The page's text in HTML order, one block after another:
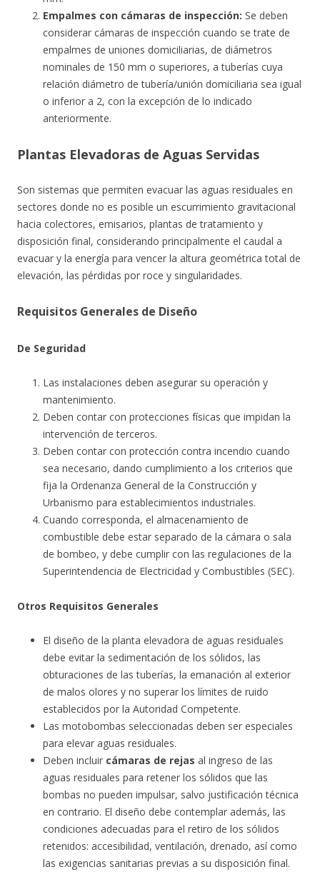
Empalmes con cámaras de inspección: Se deben
considerar cámaras de inspección cuando se trate de
empalmes de uniones domiciliarias, de diámetros
nominales de 150 mm o superiores, a tuberías cuya
relación diámetro de tubería/unión domiciliaria sea igual
o inferior a 2, con la excepción de lo indicado
anteriormente.
Plantas Elevadoras de Aguas Servidas
Son sistemas que permiten evacuar las aguas residuales en
sectores donde no es posible un escurrimiento gravitacional
hacia colectores, emisarios, plantas de tratamiento y
disposición final, considerando principalmente el caudal a
evacuar y la energía para vencer la altura geométrica total de
elevación, las pérdidas por roce y singularidades.
Requisitos Generales de Diseño
De Seguridad
Las instalaciones deben asegurar su operación y
mantenimiento.
Deben contar con protecciones físicas que impidan la
intervención de terceros.
Deben contar con protección contra incendio cuando
sea necesario, dando cumplimiento a los criterios que
fija la Ordenanza General de la Construcción y
Urbanismo para establecimientos industriales.
Cuando corresponda, el almacenamiento de
combustible debe estar separado de la cámara o sala
de bombeo, y debe cumplir con las regulaciones de la
Superintendencia de Electricidad y Combustibles (SEC).
Otros Requisitos Generales
El diseño de la planta elevadora de aguas residuales
debe evitar la sedimentación de los sólidos, las
obturaciones de las tuberías, la emanación al exterior
de malos olores y no superar los límites de ruido
establecidos por la Autoridad Competente.
Las motobombas seleccionadas deben ser especiales
para elevar aguas residuales.
Deben incluir cámaras de rejas al ingreso de las
aguas residuales para retener los sólidos que las
bombas no pueden impulsar, salvo justificación técnica
en contrario. El diseño debe contemplar además, las
condiciones adecuadas para el retiro de los sólidos
retenidos: accesibilidad, ventilación, drenado, así como
las exigencias sanitarias previas a su disposición final.